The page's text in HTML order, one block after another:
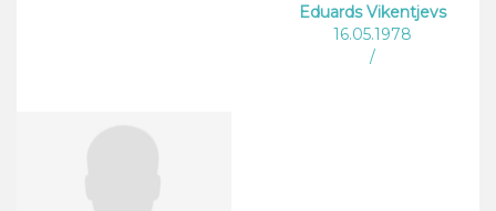
Eduards Vikentjevs
16.05.1978
/